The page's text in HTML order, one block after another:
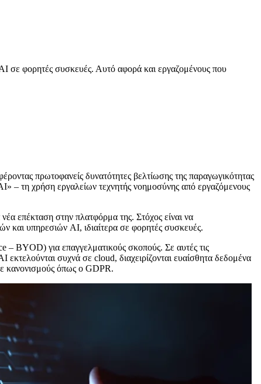
AI σε φορητές συσκευές. Αυτό αφορά και εργαζομένους που
πρωτοφανείς δυνατότητες βελτίωσης της παραγωγικότητας
– τη χρήση εργαλείων τεχνητής νοημοσύνης από εργαζόμενους
επέκταση στην πλατφόρμα της. Στόχος είναι να
και υπηρεσιών AI, ιδιαίτερα σε φορητές συσκευές.
– BYOD) για επαγγελματικούς σκοπούς. Σε αυτές τις
συχνά σε cloud, διαχειρίζονται ευαίσθητα δεδομένα
κανονισμούς όπως ο GDPR.